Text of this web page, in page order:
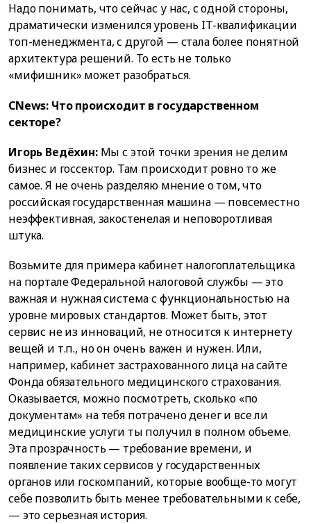
Надо понимать, что сейчас у нас, с одной стороны,
драматически изменился уровень IT-квалификации
топ-менеджмента, с другой — стала более понятной
архитектура решений. То есть не только
«мифишник» может разобраться.
CNews: Что происходит в государственном
секторе?
Игорь Ведёхин:Мы с этой точки зрения не делим
бизнес и госсектор. Там происходит ровно то же
самое. Я не очень разделяю мнение о том, что
российская государственная машина — повсеместно
неэффективная, закостенелая и неповоротливая
штука.
Возьмите для примера кабинет налогоплательщика
на портале Федеральной налоговой службы — это
важная и нужная система с функциональностью на
уровне мировых стандартов. Может быть, этот
сервис не из инноваций, не относится к интернету
вещей и т.п., но он очень важен и нужен. Или,
например, кабинет застрахованного лица на сайте
Фонда обязательного медицинского страхования.
Оказывается, можно посмотреть, сколько «по
документам» на тебя потрачено денег и все ли
медицинские услуги ты получил в полном объеме.
Эта прозрачность — требование времени, и
появление таких сервисов у государственных
органов или госкомпаний, которые вообще-то могут
себе позволить быть менее требовательными к себе,
— это серьезная история.